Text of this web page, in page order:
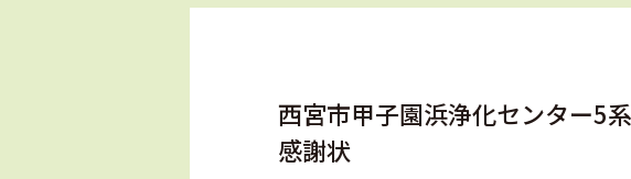
西宮市甲子園浜浄化センター5
感謝状